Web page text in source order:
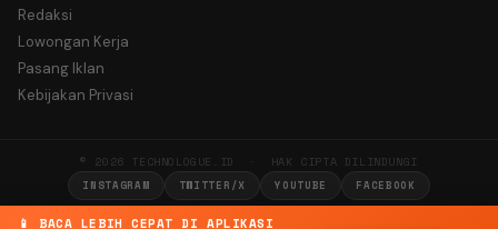
📱 BACA LEBIH CEPAT DI APLIKASI
Redaksi
Lowongan Kerja
Pasang Iklan
Kebijakan Privasi
© 2026 TECHNOLOGUE.ID · HAK CIPTA DILINDUNGI
INSTAGRAM TWITTER/X YOUTUBE FACEBOOK